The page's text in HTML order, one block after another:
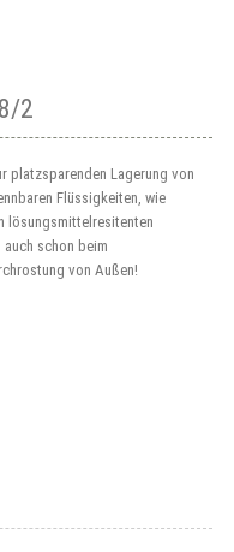
2
platzsparenden Lagerung von
Flüssigkeiten, wie
lösungsmittelresitenten
schon beim
von Außen!